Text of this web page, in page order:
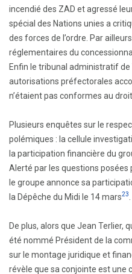
incendié des ZAD et agressé
spécial des Nations unies a
des forces de l’ordre. Par
réglementaires du
Enfin le tribunal administratif de
autorisations préfectorales
n’étaient pas conformes au droit.
Plusieurs enquêtes sur le
polémiques : la cellule
la participation financière du
Alerté par les questions posées
le groupe annonce sa
la Dépêche du Midi le 14 mars23
De plus, alors que Jean Terlier,
été nommé Président de la
sur le montage juridique et
révèle que sa conjointe est une